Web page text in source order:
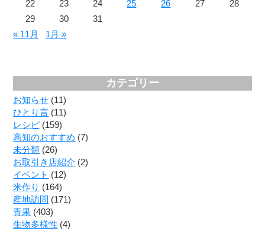
22
23 24 25 26 27
28
29
30
31
« 11月
1月 »
カテゴリー
お知らせ (11)
ひとり言 (11)
レシピ (159)
高知のおすすめ (7)
未分類 (26)
お取引き店紹介 (2)
イベント (12)
米作り (164)
産地訪問 (171)
青果 (403)
生物多様性 (4)